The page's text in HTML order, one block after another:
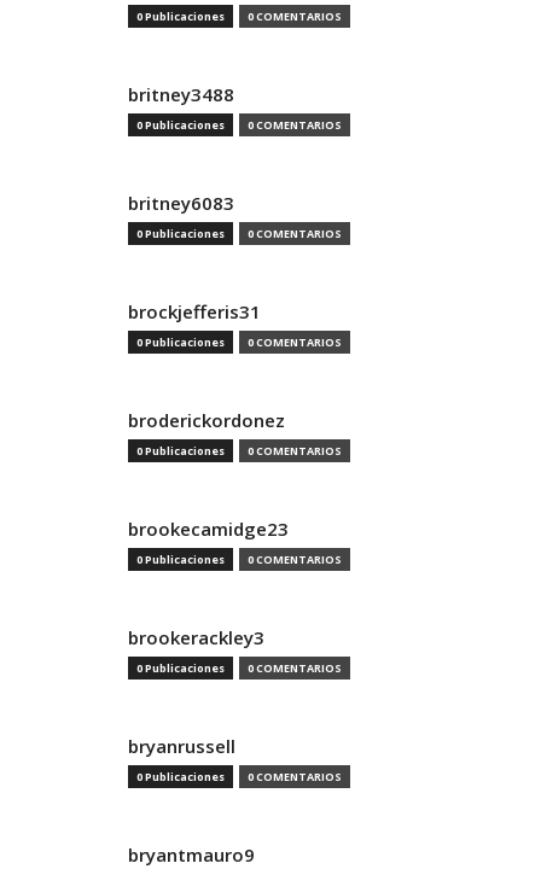
0 Publicaciones 0 COMENTARIOS
britney3488
0 Publicaciones 0 COMENTARIOS
britney6083
0 Publicaciones 0 COMENTARIOS
brockjefferis31
0 Publicaciones 0 COMENTARIOS
broderickordonez
0 Publicaciones 0 COMENTARIOS
brookecamidge23
0 Publicaciones 0 COMENTARIOS
brookerackley3
0 Publicaciones 0 COMENTARIOS
bryanrussell
0 Publicaciones 0 COMENTARIOS
bryantmauro9